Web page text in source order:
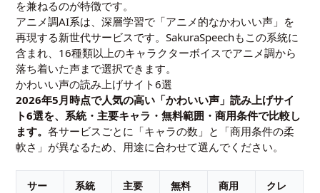
を兼ねるのが特徴です。
アニメ調AI系は、深層学習で「アニメ的なかわいい声」を
再現する新世代サービスです。SakuraSpeechもこの系統に
含まれ、16種類以上のキャラクターボイスでアニメ調から
落ち着いた声まで選択できます。
かわいい声の読み上げサイト6選
2026年5月時点で人気の高い「かわいい声」読み上げサイ
ト6選を、系統・主要キャラ・無料範囲・商用条件で比較し
ます。各サービスごとに「キャラの数」と「商用条件の柔
軟さ」が異なるため、用途に合わせて選んでください。
サー
系統
主要
無料
商用
クレ